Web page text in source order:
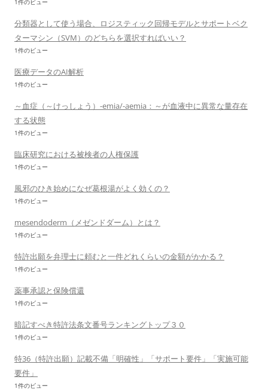
1件のビュー
分類器として使う場合、ロジスティック回帰モデルとサポートベク
ターマシン（SVM）のどちらを選択すればいい？
1件のビュー
医療データのAI解析
1件のビュー
～血症（～けっしょう）-emia/-aemia：～が血液中に異常な量存在
する状態
1件のビュー
臨床研究における被検者の人権保護
1件のビュー
風邪のひき始めになぜ葛根湯がよく効くの？
1件のビュー
mesendoderm（メゼンドダーム）とは？
1件のビュー
特許出願を弁理士に頼むと一件どれくらいの金額がかかる？
1件のビュー
薬事承認と保険償還
1件のビュー
暗記すべき特許法条文番号ランキングトップ３０
1件のビュー
特36（特許出願）記載不備「明確性」「サポート要件」「実施可能
要件」
1件のビュー